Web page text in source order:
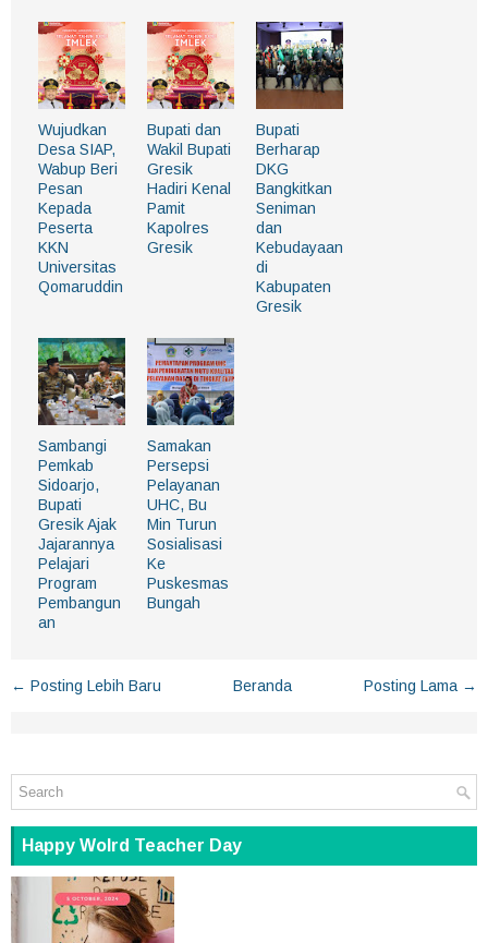
Wujudkan
Desa SIAP,
Wabup Beri
Pesan
Kepada
Peserta
KKN
Universitas
Qomaruddin
Bupati dan
Wakil Bupati
Gresik
Hadiri Kenal
Pamit
Kapolres
Gresik
Bupati
Berharap
DKG
Bangkitkan
Seniman
dan
Kebudayaan
di
Kabupaten
Gresik
Sambangi
Pemkab
Sidoarjo,
Bupati
Gresik Ajak
Jajarannya
Pelajari
Program
Pembangun
an
Samakan
Persepsi
Pelayanan
UHC, Bu
Min Turun
Sosialisasi
Ke
Puskesmas
Bungah
← Posting Lebih Baru Posting Lama →
Beranda
Happy Wolrd Teacher Day